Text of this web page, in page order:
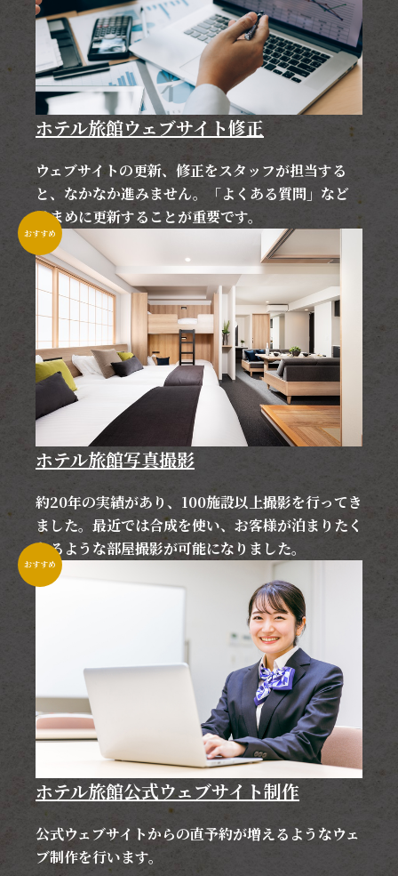
ホテル旅館ウェブサイト修正
ウェブサイトの更新、修正をスタッフが担当する
と、なかなか進みません。「よくある質問」など
はまめに更新することが重要です。
おすすめ
ホテル旅館写真撮影
約20年の実績があり、100施設以上撮影を行ってき
ました。最近では合成を使い、お客様が泊まりたく
なるような部屋撮影が可能になりました。
おすすめ
ホテル旅館公式ウェブサイト制作
公式ウェブサイトからの直予約が増えるようなウェ
ブ制作を行います。